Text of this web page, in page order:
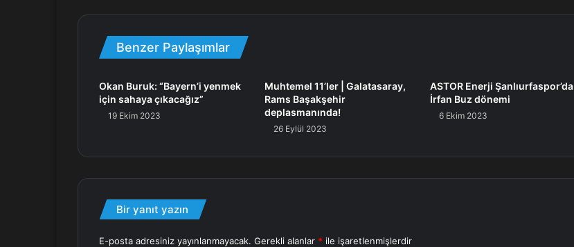
Benzer Paylaşımlar
Okan Buruk: “Bayern’i yenmek
için sahaya çıkacağız”
19 Ekim 2023
Muhtemel 11’ler | Galatasaray,
Rams Başakşehir
deplasmanında!
26 Eylül 2023
ASTOR Enerji Şanlıurfaspor’da
İrfan Buz dönemi
6 Ekim 2023
Bir yanıt yazın
E-posta adresiniz yayınlanmayacak. Gerekli alanlar * ile işaretlenmişlerdir